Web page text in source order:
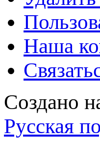
Наша
Создано
Русская